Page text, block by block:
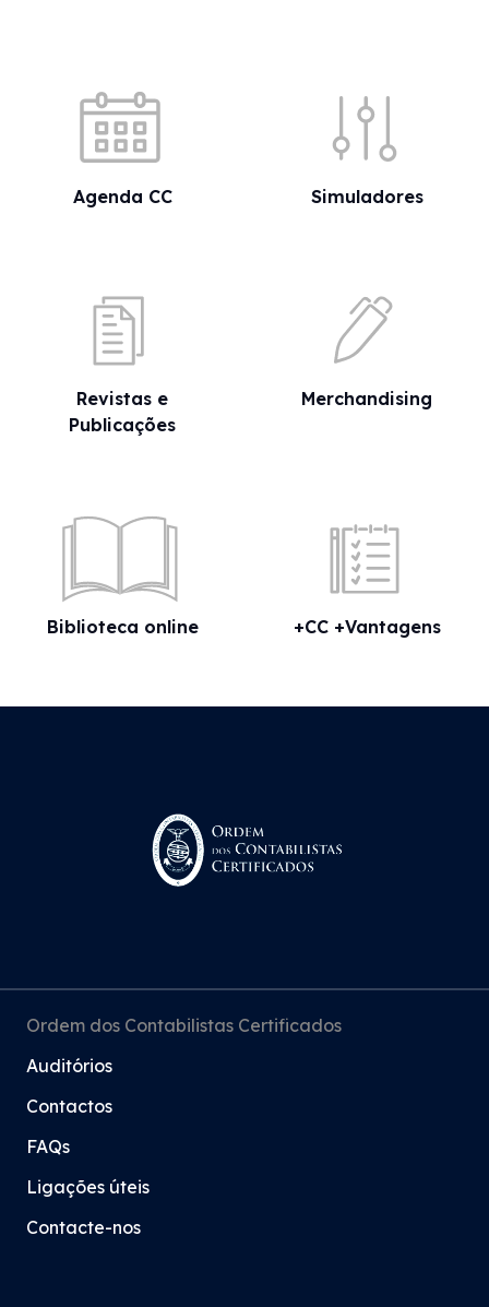
Agenda CC Simuladores
Revistas e
Publicações
Merchandising
Biblioteca online +CC +Vantagens
Ordem dos Contabilistas Certificados
Auditórios
Contactos
FAQs
Ligações úteis
Contacte-nos